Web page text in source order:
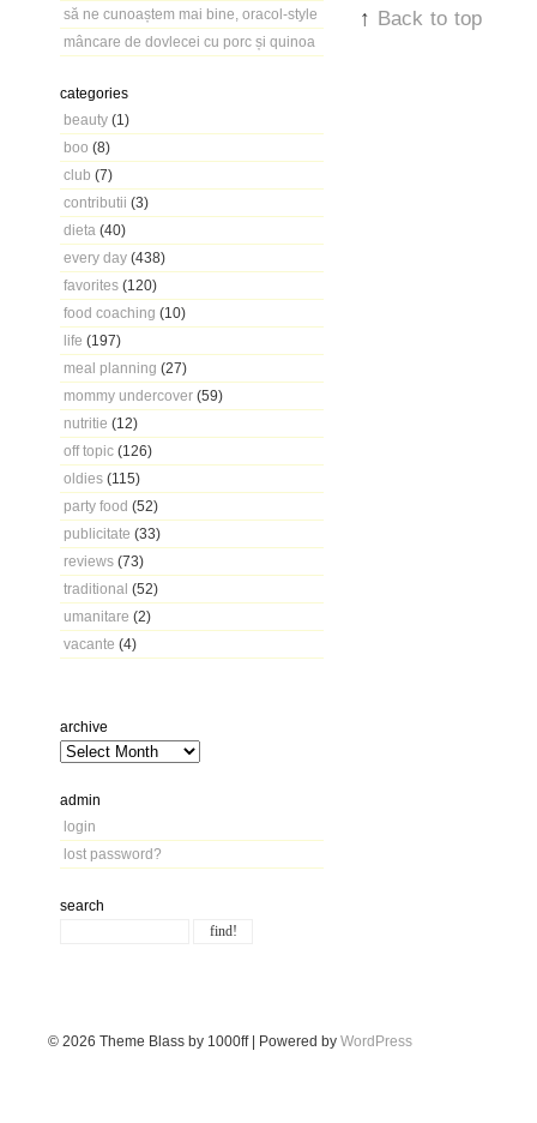
să ne cunoaștem mai bine, oracol-style
mâncare de dovlecei cu porc și quinoa
categories
beauty (1)
boo (8)
club (7)
contributii (3)
dieta (40)
every day (438)
favorites (120)
food coaching (10)
life (197)
meal planning (27)
mommy undercover (59)
nutritie (12)
off topic (126)
oldies (115)
party food (52)
publicitate (33)
reviews (73)
traditional (52)
umanitare (2)
vacante (4)
archive
admin
login
lost password?
search
↑ Back to top
© 2026 Theme Blass by 1000ff | Powered by WordPress